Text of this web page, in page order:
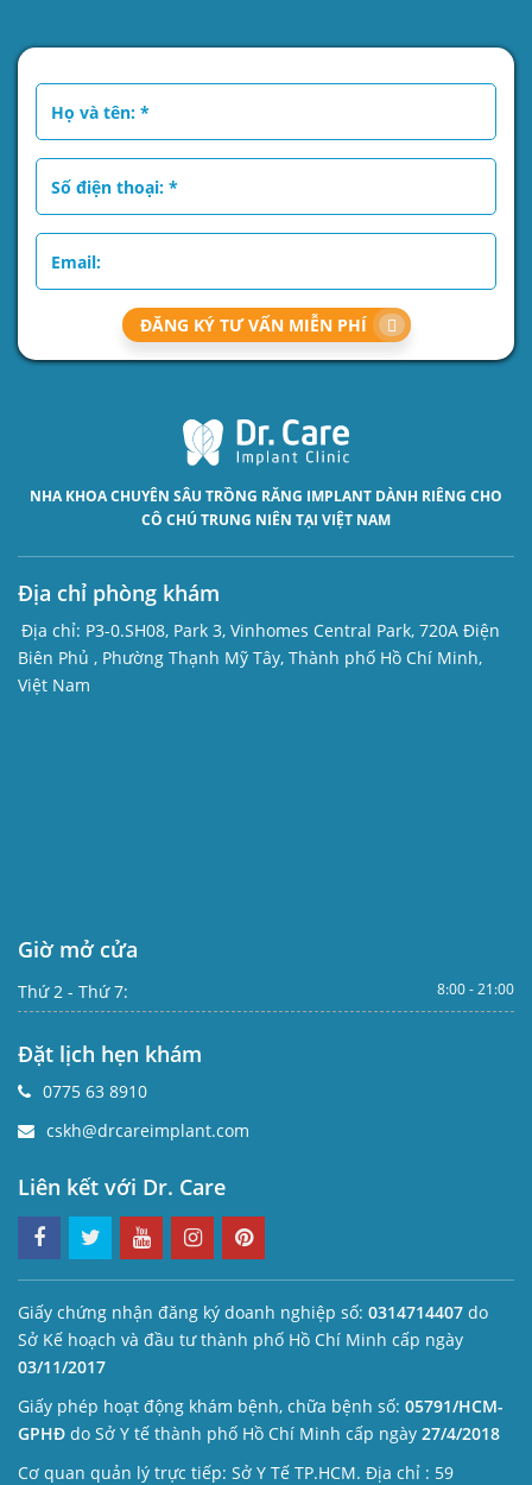
ĐĂNG KÝ TƯ VẤN MIỄN PHÍ
NHA KHOA CHUYÊN SÂU TRỒNG RĂNG IMPLANT DÀNH RIÊNG CHO
CÔ CHÚ TRUNG NIÊN TẠI VIỆT NAM
Địa chỉ phòng khám
Địa chỉ: P3-0.SH08, Park 3, Vinhomes Central Park, 720A Điện
Biên Phủ , Phường Thạnh Mỹ Tây, Thành phố Hồ Chí Minh,
Việt Nam
Giờ mở cửa
Thứ 2 - Thứ 7: 8:00 - 21:00
Đặt lịch hẹn khám
0775 63 8910
cskh@drcareimplant.com
Liên kết với Dr. Care
Giấy chứng nhận đăng ký doanh nghiệp số: 0314714407 do
Sở Kế hoạch và đầu tư thành phố Hồ Chí Minh cấp ngày
03/11/2017
Giấy phép hoạt động khám bệnh, chữa bệnh số: 05791/HCM-
GPHĐ do Sở Y tế thành phố Hồ Chí Minh cấp ngày 27/4/2018
Cơ quan quản lý trực tiếp: Sở Y Tế TP.HCM. Địa chỉ : 59